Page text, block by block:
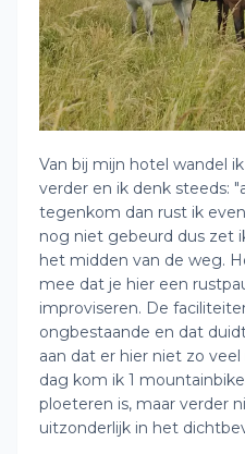
Van bij mijn hotel wandel
verder en ik denk steeds:
tegenkom dan rust ik
nog niet gebeurd dus zet
het midden van de weg.
mee dat je hier een
improviseren. De
ongbestaande en dat
aan dat er hier niet zo
dag kom ik 1
ploeteren is, maar verder
uitzonderlijk in het